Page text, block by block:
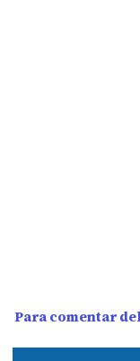
Para comentar